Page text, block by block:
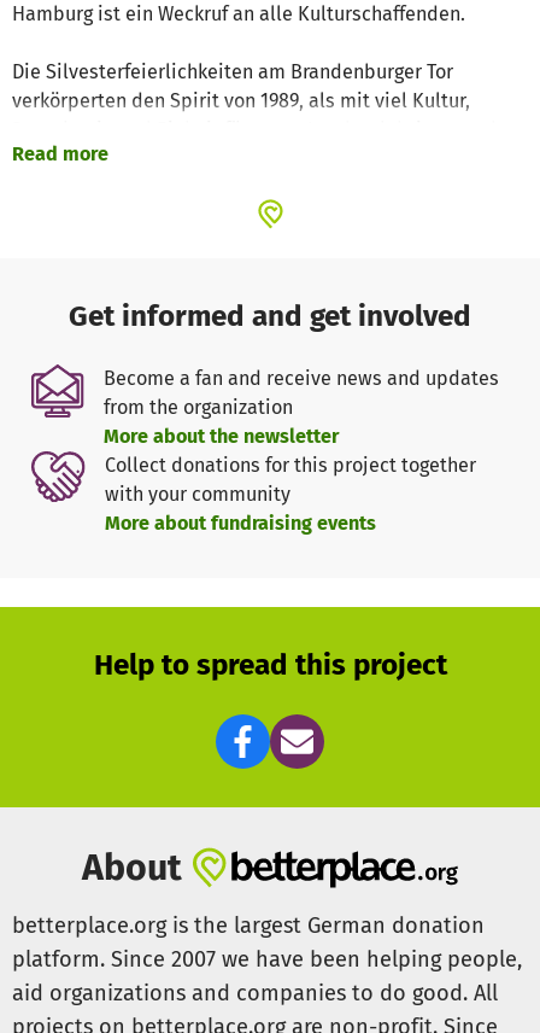
Hamburg ist ein Weckruf an alle Kulturschaffenden.
Die Silvesterfeierlichkeiten am Brandenburger Tor
verkörperten den Spirit von 1989, als mit viel Kultur,
für den 31.12.2025, vom Brandenburger Tor, über die
Wir als Kulturschaffende schauen aber auch über unseren
Tellerrand, denn auch wir müssen Miete bezahlen und
suchen bezahlbare Wohnungen. Auch wir sehen mit
Besorgnis den Zustand unserer Schulen,
Jugendfreizeiteinrichtungen, Straßen, des öffentlichen
Nahverkehrs und der ärztlichen Versorgung. Auch wir
haben Angst vor Krieg und Klimakatastrophe. Auch wir
haben Angst vor der AFD.
gewährleisten untergliedern wir unser Bedarfe. Hier
spenden Sie für das Kollektiv zOOm für Bayern
Es ist Zeit die Ärmel hochzukrempeln. Setzt mit uns ein
Zeichen, für Kultur, für Frieden, für Klimaschutz, gegen
Read more
Get informed and get involved
Become a fan and receive news and updates
from the organization
More about the newsletter
Collect donations for this project together
with your community
More about fundraising events
Help to spread this project
About
betterplace.org is the largest German donation
platform. Since 2007 we have been helping people,
aid organizations and companies to do good. All
projects on betterplace.org are non-profit. Since